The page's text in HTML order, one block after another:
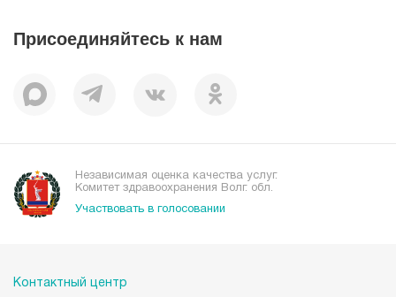
Пациентам
Присоединяйтесь к нам
Независимая оценка качества услуг.
Комитет здравоохранения Волг. обл.
Участвовать в голосовании
Контактный центр